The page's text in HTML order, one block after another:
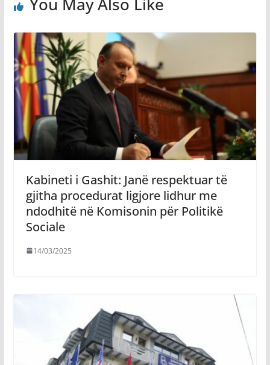
Kabineti i Gashit: Janë respektuar të
gjitha procedurat ligjore lidhur me
ndodhitë në Komisonin për Politikë
Sociale
14/03/2025